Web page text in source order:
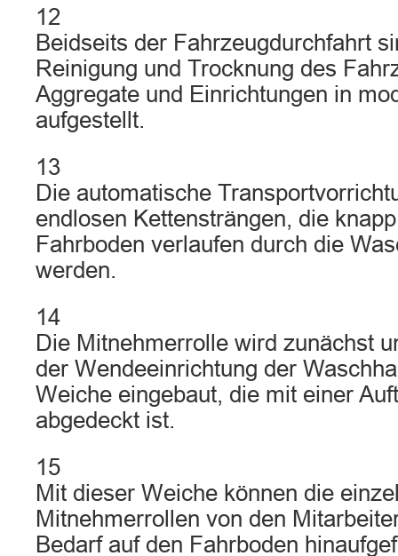
12
Beidseits der Fahrzeugdurchfahrt
Reinigung und Trocknung des
Aggregate und Einrichtungen in
aufgestellt.
13
Die automatische
endlosen Kettensträngen, die
Fahrboden verlaufen durch die
werden.
14
Die Mitnehmerrolle wird zunächst
der Wendeeinrichtung der
Weiche eingebaut, die mit einer
abgedeckt ist.
15
Mit dieser Weiche können die
Mitnehmerrollen von den
Bedarf auf den Fahrboden